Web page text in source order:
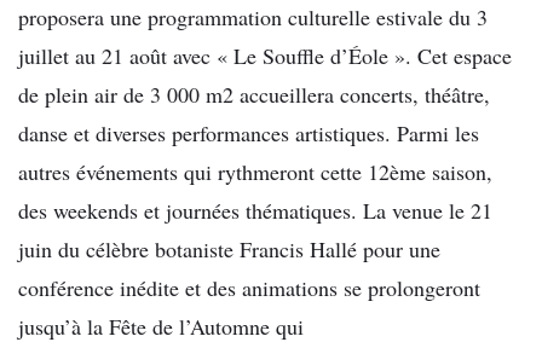
proposera une programmation culturelle estivale du 3
juillet au 21 août avec « Le Souffle d’Éole ». Cet espace
de plein air de 3 000 m2 accueillera concerts, théâtre,
danse et diverses performances artistiques. Parmi les
autres événements qui rythmeront cette 12ème saison,
des weekends et journées thématiques. La venue le 21
juin du célèbre botaniste Francis Hallé pour une
conférence inédite et des animations se prolongeront
jusqu’à la Fête de l’Automne qui